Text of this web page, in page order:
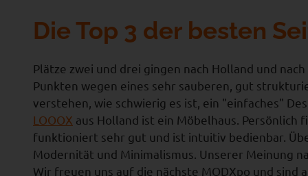
Die Top 3 der besten
Plätze zwei und drei gingen nach Holland und nach
Punkten wegen eines sehr sauberen, gut
verstehen, wie schwierig es ist, ein "einfaches"
LOOOX aus Holland ist ein Möbelhaus. Persönlich
funktioniert sehr gut und ist intuitiv bedienbar.
Modernität und Minimalismus. Unserer Meinung
Wir freuen uns auf die nächste MODXpo und sind